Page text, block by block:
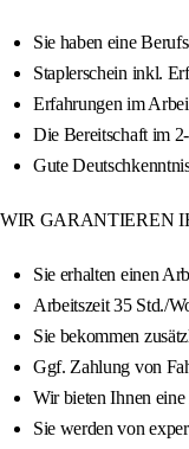
Sie haben eine
Staplerschein inkl.
Erfahrungen im
Die Bereitschaft im
Gute
WIR GARANTIEREN
Sie erhalten einen
Arbeitszeit 35 Std./
Sie bekommen
Ggf. Zahlung von
Wir bieten Ihnen
Sie werden von